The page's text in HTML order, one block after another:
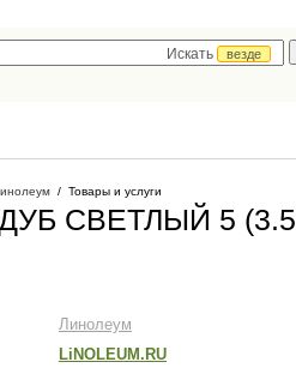
Искать
везде
/ Товары и услуги
ДУБ СВЕТЛЫЙ 5
Линолеум
LiNOLEUM.RU